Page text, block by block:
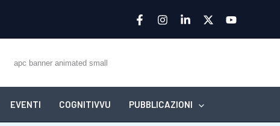
EVENTI COGNITIVVU PUBBLICAZIONI